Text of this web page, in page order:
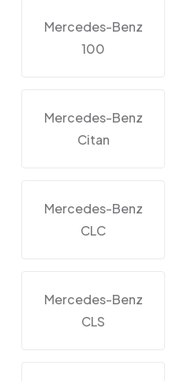
Mercedes-Benz
100
Mercedes-Benz
Citan
Mercedes-Benz
CLC
Mercedes-Benz
CLS